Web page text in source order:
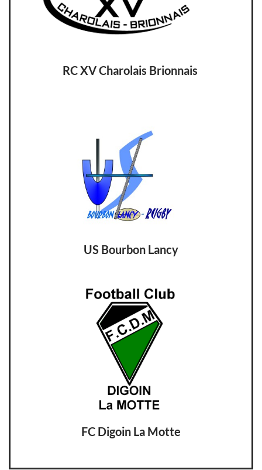
RC XV Charolais Brionnais
US Bourbon Lancy
FC Digoin La Motte